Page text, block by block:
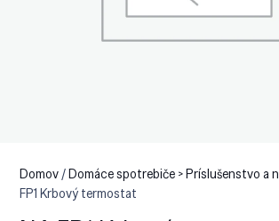
Domov/Domáce spotrebiče > Príslušenstvo a
FP1 Krbový termostat